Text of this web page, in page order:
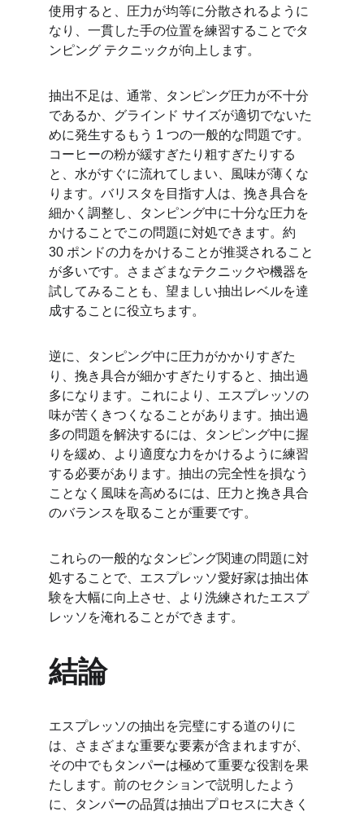
使用すると、圧力が均等に分散されるように
なり、一貫した手の位置を練習することでタ
ンピング テクニックが向上します。
抽出不足は、通常、タンピング圧力が不十分
であるか、グラインド サイズが適切でないた
めに発生するもう 1 つの一般的な問題です。
コーヒーの粉が緩すぎたり粗すぎたりする
と、水がすぐに流れてしまい、風味が薄くな
ります。バリスタを目指す人は、挽き具合を
細かく調整し、タンピング中に十分な圧力を
かけることでこの問題に対処できます。約
30 ポンドの力をかけることが推奨されること
が多いです。さまざまなテクニックや機器を
試してみることも、望ましい抽出レベルを達
成することに役立ちます。
逆に、タンピング中に圧力がかかりすぎた
り、挽き具合が細かすぎたりすると、抽出過
多になります。これにより、エスプレッソの
味が苦くきつくなることがあります。抽出過
多の問題を解決するには、タンピング中に握
りを緩め、より適度な力をかけるように練習
する必要があります。抽出の完全性を損なう
ことなく風味を高めるには、圧力と挽き具合
のバランスを取ることが重要です。
これらの一般的なタンピング関連の問題に対
処することで、エスプレッソ愛好家は抽出体
験を大幅に向上させ、より洗練されたエスプ
レッソを淹れることができます。
結論
エスプレッソの抽出を完璧にする道のりに
は、さまざまな重要な要素が含まれますが、
その中でもタンパーは極めて重要な役割を果
たします。前のセクションで説明したよう
に、タンパーの品質は抽出プロセスに大きく